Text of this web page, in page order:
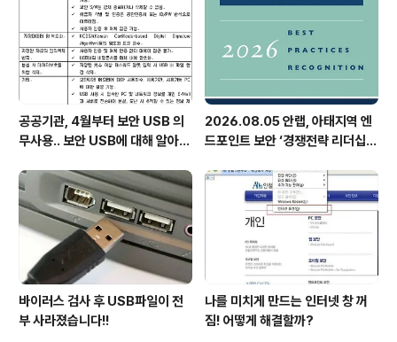
공공기관, 4월부터 보안 USB 의
무사용.. 보안 USB에 대해 알아봅
2026.08.05 안랩, 아태지역 엔
드포인트 보안 ‘경쟁전략 리더십’
바이러스 검사 후 USB파일이 전
부 사라졌습니다!!
나를 미치게 만드는 인터넷 창 꺼
짐! 어떻게 해결할까?